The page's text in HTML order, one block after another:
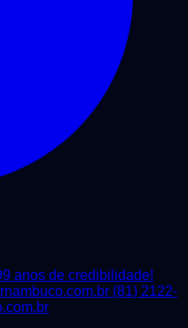
anos de credibilidade!
(81) 2122-